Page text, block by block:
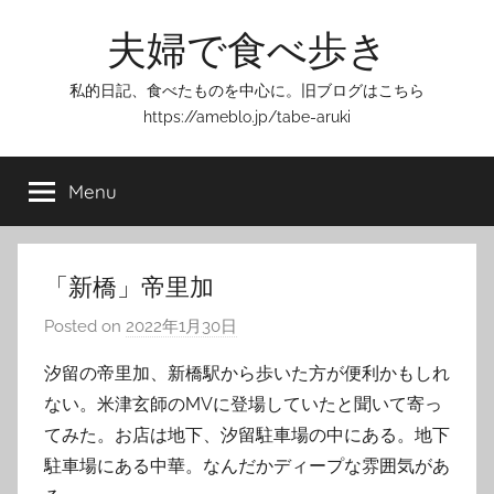
夫婦で食べ歩き
私的日記、食べたものを中心に。旧ブログはこちら
https://ameblo.jp/tabe-aruki
Menu
「新橋」帝里加
Posted on 2022年1月30日
T
o
m
汐留の帝里加、新橋駅から歩いた方が便利かもしれ
ない。米津玄師のMVに登場していたと聞いて寄っ
てみた。お店は地下、汐留駐車場の中にある。地下
駐車場にある中華。なんだかディープな雰囲気があ